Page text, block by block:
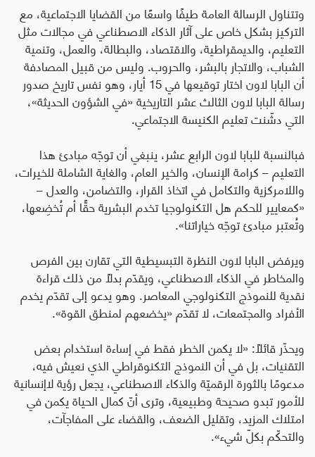
وتتناول الرسالة العامة طيفًا واسعًا من القضايا الاجتماعية، مع
التركيز بشكل خاص على آثار الذكاء الاصطناعي في مجالات مثل
التعليم، والديمقراطية، والاقتصاد، والبطالة، والعمل، وتنمية
الشباب، والاتجار بالبشر، والحروب. وليس من قبيل المصادفة
أن البابا لاون اختار توقيعها في 15 أيار، وهو نفس تاريخ صدور
رسالة البابا لاون الثالث عشر التاريخية «في الشؤون الحديثة»،
التي دشّنت تعليم الكنيسة الاجتماعي.
فبالنسبة للبابا لاون الرابع عشر، ينبغي أن توجّه مبادئ هذا
التعليم – كرامة الإنسان، والخير العام، والغاية الشاملة للخيرات،
واللامركزية والتكامل في اتخاذ القرار، والتضامن، والعدل –
«كمعايير للحكم هل التكنولوجيا تخدم البشرية حقًّا أم تُخضِعها،
وتُعتبر مبادئ توجّه خياراتنا».
ويرفض البابا لاون النظرة التبسيطية التي تقارن بين الفرص
والمخاطر في الذكاء الاصطناعي، ويقدّم بدلًا من ذلك قراءة
نقدية للنموذج التكنولوجي المعاصر. وهو يدعو إلى تقدّم يخدم
الأفراد والمجتمعات، لا تقدّم «يخضعهم لمنطق القوة».
ويحذّر قائلًا: «لا يكمن الخطر فقط في إساءة استخدام بعض
التقنيات، بل في أن النموذج التكنوقراطي الذي نعيش فيه،
مدعومًا بالثورة الرقميّة والذكاء الاصطناعي، يجعل رؤية لاإنسانية
للأمور تبدو صحيحة وطبيعية، وترى أنّ كمال الحياة يكمن في
امتلاك المزيد، وتقليل الضعف، والقضاء على المفاجآت،
والتحكّم بكلّ شيء».